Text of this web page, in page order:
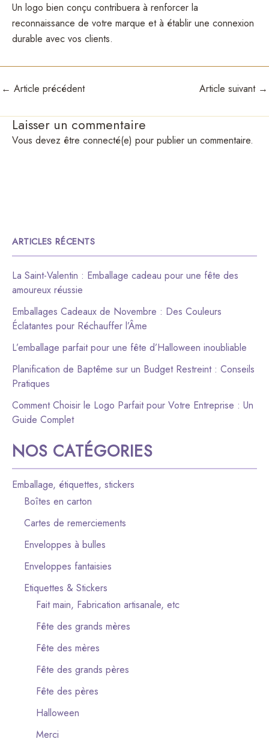
Un logo bien conçu contribuera à renforcer la
reconnaissance de votre marque et à établir une connexion
durable avec vos clients.
← Article précédent Article suivant →
Laisser un commentaire
Vous devez être connecté(e) pour publier un commentaire.
ARTICLES RÉCENTS
La Saint-Valentin : Emballage cadeau pour une fête des
amoureux réussie
Emballages Cadeaux de Novembre : Des Couleurs
Éclatantes pour Réchauffer l’Âme
L’emballage parfait pour une fête d’Halloween inoubliable
Planification de Baptême sur un Budget Restreint : Conseils
Pratiques
Comment Choisir le Logo Parfait pour Votre Entreprise : Un
Guide Complet
NOS CATÉGORIES
Emballage, étiquettes, stickers
Boîtes en carton
Cartes de remerciements
Enveloppes à bulles
Enveloppes fantaisies
Etiquettes & Stickers
Fait main, Fabrication artisanale, etc
Fête des grands mères
Fête des mères
Fête des grands pères
Fête des pères
Halloween
Merci